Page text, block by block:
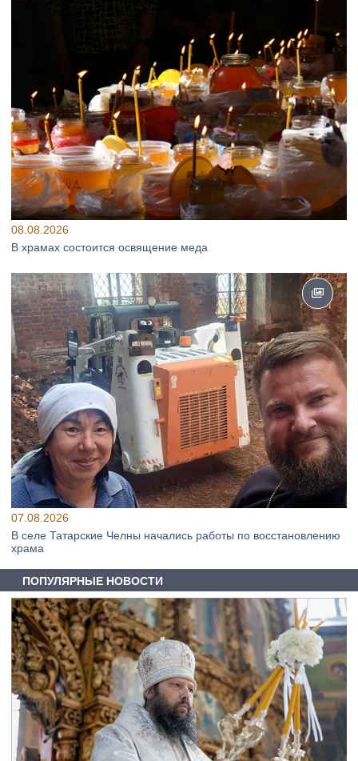
08.08.2026
В храмах состоится освящение меда
07.08.2026
В селе Татарские Челны начались работы по восстановлению
храма
ПОПУЛЯРНЫЕ НОВОСТИ